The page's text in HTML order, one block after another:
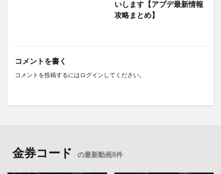
いします【アプデ最新情報
攻略まとめ】
コメントを書く
コメントを投稿するには ログイン してください。
金券コード の最新動画8件